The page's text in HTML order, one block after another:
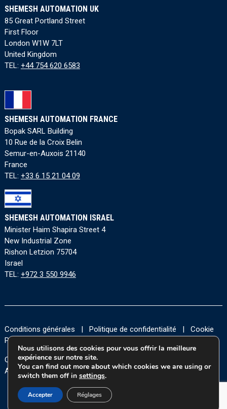
SHEMESH AUTOMATION UK
85 Great Portland Street
First Floor
London W1W 7LT
United Kingdom
TEL: +44 754 620 6583
SHEMESH AUTOMATION FRANCE
Bopak SARL Building
10 Rue de la Croix Belin
Semur-en-Auxois 21140
France
TEL: +33 6 15 21 04 09
SHEMESH AUTOMATION ISRAEL
Minister Haim Shapira Street 4
New Industrial Zone
Rishon Letzion 75704
Israel
TEL: +972 3 550 9946
Conditions générales | Politique de confidentialité | Cookie
Policy
Copyright © 2026 Tous les droits sont réservés à Shemesh
Automation Ltd.
Nous utilisons des cookies pour vous offrir la meilleure
expérience sur notre site.
You can find out more about which cookies we are using or
switch them off in settings.
Accepter Réglages